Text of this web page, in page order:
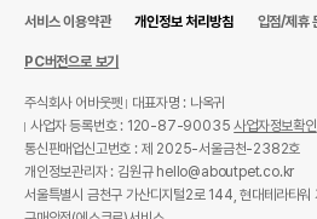
서비스 이용약관 개인정보 처리방침 입점/제휴
PC버전으로 보기
주식회사 어바웃펫
대표자명 : 나옥귀
사업자 등록번호 : 120-87-90035사업자정보확인
통신판매업신고번호 : 제 2025-서울금천-2382호
개인정보관리자 : 김원규 hello@aboutpet.co.kr
서울특별시 금천구 가산디지털2로 144, 현대테라타